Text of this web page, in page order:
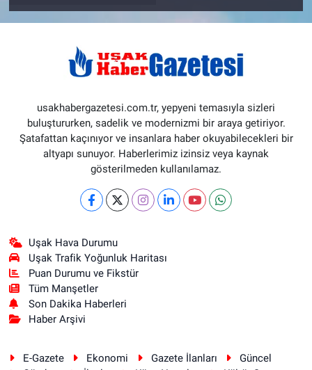
usakhabergazetesi.com.tr, yepyeni temasıyla sizleri
buluştururken, sadelik ve modernizmi bir araya getiriyor.
Şatafattan kaçınıyor ve insanlara haber okuyabilecekleri bir
altyapı sunuyor. Haberlerimiz izinsiz veya kaynak
gösterilmeden kullanılamaz.
Uşak Hava Durumu
Uşak Trafik Yoğunluk Haritası
Puan Durumu ve Fikstür
Tüm Manşetler
Son Dakika Haberleri
Haber Arşivi
E-Gazete Ekonomi Gazete İlanları
Güncel